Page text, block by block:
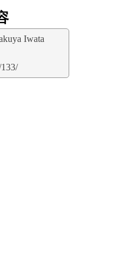
Iwata